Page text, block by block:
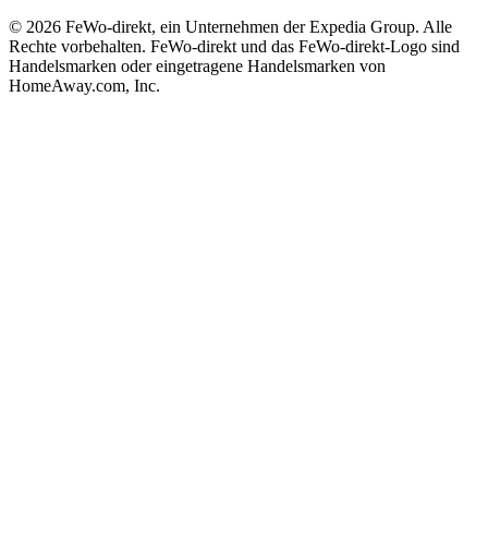
© 2026 FeWo-direkt, ein Unternehmen der Expedia Group. Alle
Rechte vorbehalten. FeWo-direkt und das FeWo-direkt-Logo sind
Handelsmarken oder eingetragene Handelsmarken von
HomeAway.com, Inc.